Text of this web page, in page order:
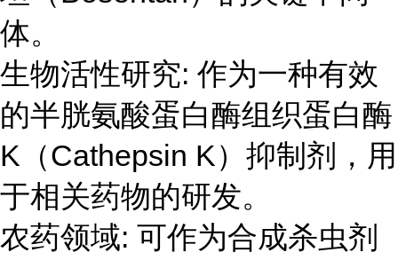
体。
生物活性研究: 作为一种有效
的半胱氨酸蛋白酶组织蛋白酶
K （Cathepsin K）抑制剂，用
于相关药物的研发。
农药领域: 可作为合成杀虫剂